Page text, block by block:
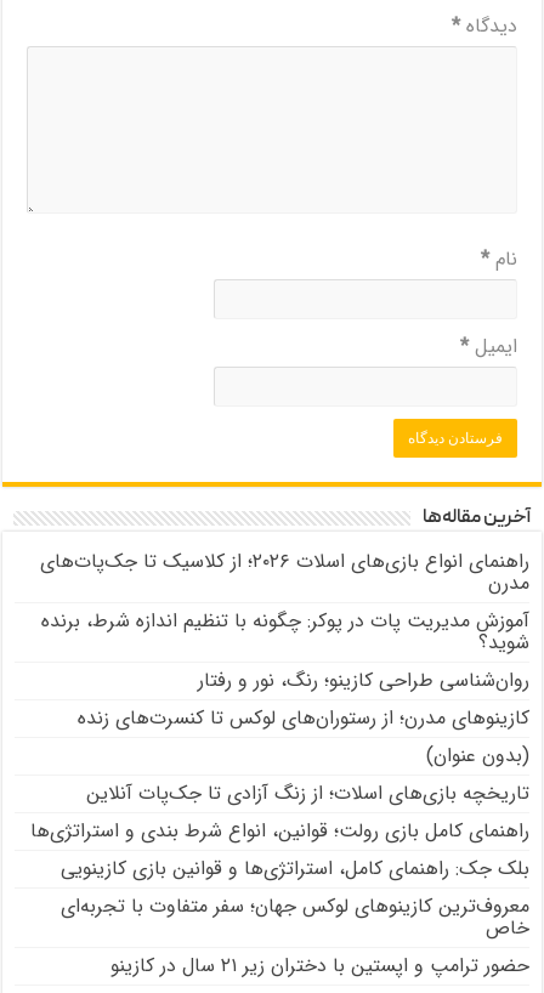
دیدگاه*
نام*
ایمیل*
آخرین مقاله‌ها
راهنمای انواع بازی‌های اسلات ۲۰۲۶؛ از کلاسیک تا جک‌پات‌های
مدرن
آموزش مدیریت پات در پوکر: چگونه با تنظیم اندازه شرط، برنده
شوید؟
روان‌شناسی طراحی کازینو؛ رنگ، نور و رفتار
کازینوهای مدرن؛ از رستوران‌های لوکس تا کنسرت‌های زنده
(بدون عنوان)
تاریخچه بازی‌های اسلات؛ از زنگ آزادی تا جک‌پات‌ آنلاین
راهنمای کامل بازی رولت؛ قوانین، انواع شرط بندی و استراتژی‌ها
بلک جک: راهنمای کامل، استراتژی‌ها و قوانین بازی کازینویی
معروف‌ترین کازینوهای لوکس جهان؛ سفر متفاوت با تجربه‌ای
خاص
حضور ترامپ و اپستین با دختران زیر ۲۱ سال در کازینو